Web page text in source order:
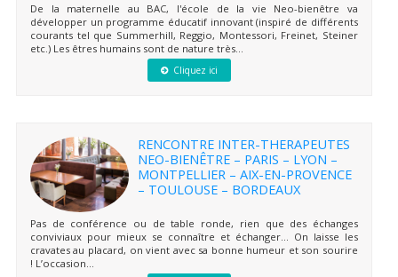
De la maternelle au BAC, l'école de la vie Neo-bienêtre va
développer un programme éducatif innovant (inspiré de différents
courants tel que Summerhill, Reggio, Montessori, Freinet, Steiner
etc.) Les êtres humains sont de nature très...
Cliquez ici
RENCONTRE INTER-THERAPEUTES
NEO-BIENÊTRE – PARIS – LYON –
MONTPELLIER – AIX-EN-PROVENCE
– TOULOUSE – BORDEAUX
Pas de conférence ou de table ronde, rien que des échanges
conviviaux pour mieux se connaître et échanger… On laisse les
cravates au placard, on vient avec sa bonne humeur et son sourire
! L’occasion...